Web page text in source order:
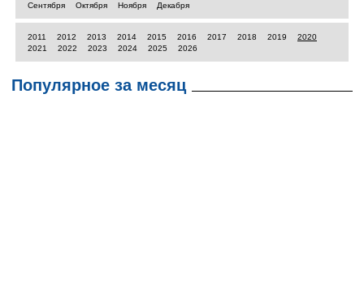
Сентября
Октября Ноября Декабря
2011 2012 2013 2014 2015 2016 2017 2018 2019
2020
2021
2022 2023 2024 2025 2026
Популярное за месяц